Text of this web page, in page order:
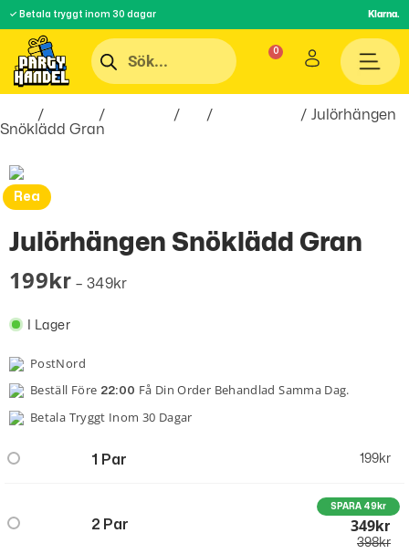
✓ Betala tryggt inom 30 dagar Klarna.
/ / / /
/ Julörhängen
Snöklädd Gran
Rea
Julörhängen Snöklädd Gran
199 Kr – 349Kr
I Lager
PostNord
Beställ Före 22:00 Få Din Order Behandlad Samma Dag.
Betala Tryggt Inom 30 Dagar
1 Par 199kr
2 Par
398kr
349Kr
SPARA 49kr